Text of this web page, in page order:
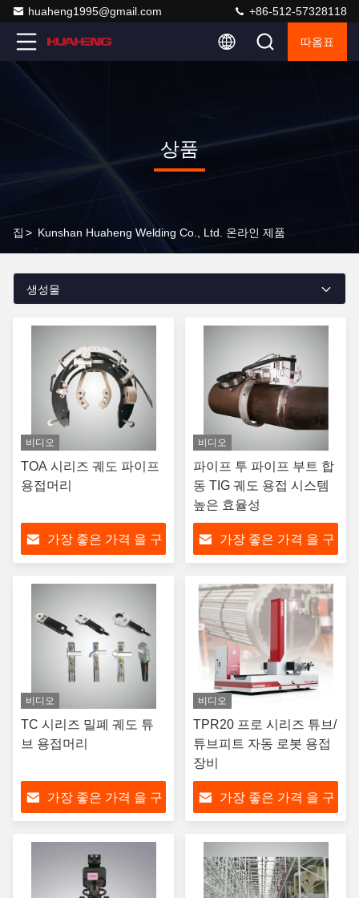
huaheng1995@gmail.com +86-512-57328118
따옴표
상품
집 > Kunshan Huaheng Welding Co., Ltd. 온라인 제품
생성물
비디오
TOA 시리즈 궤도 파이프
용접머리
가장 좋은 가격 을 구
비디오
파이프 투 파이프 부트 합
동 TIG 궤도 용접 시스템
높은 효율성
가장 좋은 가격 을 구
비디오
TC 시리즈 밀폐 궤도 튜
브 용접머리
가장 좋은 가격 을 구
비디오
TPR20 프로 시리즈 튜브/
튜브피트 자동 로봇 용접
장비
가장 좋은 가격 을 구